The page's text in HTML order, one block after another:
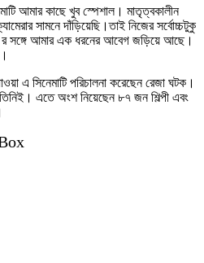
আমার কাছে খুব স্পেশাল। মাতৃত্বকালীন
সামনে দাঁড়িয়েছি।তাই নিজের সর্বোচ্চটুকু
র সঙ্গে আমার এক ধরনের আবেগ জড়িয়ে আছে।
এ সিনেমাটি পরিচালনা করেছেন রেজা ঘটক।
এতে অংশ নিয়েছেন ৮৭ জন শিল্পী এবং